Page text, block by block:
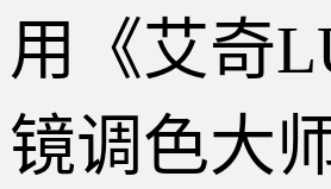
用《艾奇
镜调色大